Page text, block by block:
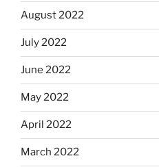
August 2022
July 2022
June 2022
May 2022
April 2022
March 2022